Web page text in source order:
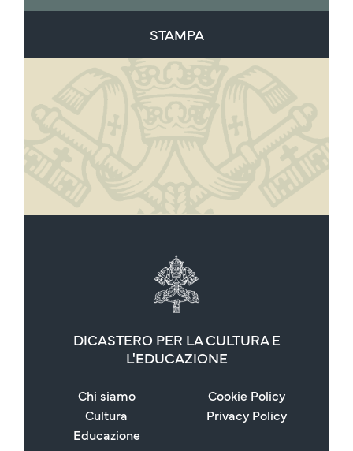
STAMPA
DICASTERO PER LA CULTURA E
L'EDUCAZIONE
Chi siamo
Cultura
Educazione
Cookie Policy
Privacy Policy